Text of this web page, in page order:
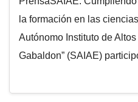
la formación en las
Autónomo Instituto de
Gabaldon” (SAIAE)